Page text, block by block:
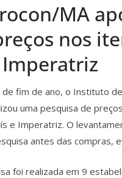
MA
nos
Imperatriz
fim de ano, o Instituto
uma pesquisa de
e Imperatriz. O
antes das compras,
foi realizada em 9